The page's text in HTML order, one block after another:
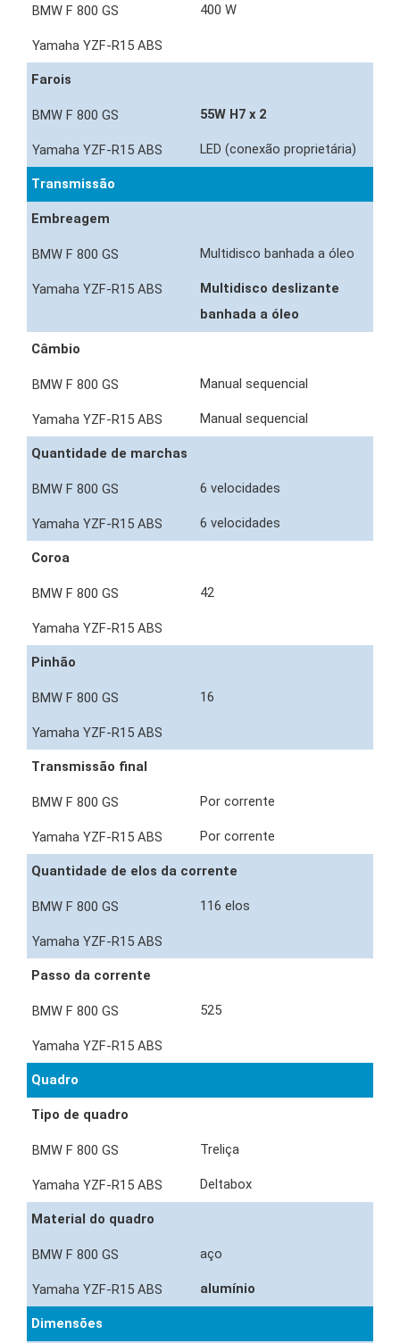
400 W
Farois
55W H7 x 2
LED (conexão proprietária)
Transmissão
Embreagem
Multidisco banhada a óleo
Multidisco deslizante
banhada a óleo
Câmbio
Manual sequencial
Manual sequencial
Quantidade de marchas
6 velocidades
6 velocidades
Coroa
42
Pinhão
16
Transmissão final
Por corrente
Por corrente
Quantidade de elos da corrente
116 elos
Passo da corrente
525
Quadro
Tipo de quadro
Treliça
Deltabox
Material do quadro
aço
alumínio
Dimensões